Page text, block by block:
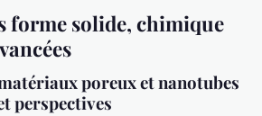
forme solide, chimique
poreux et nanotubes
perspectives